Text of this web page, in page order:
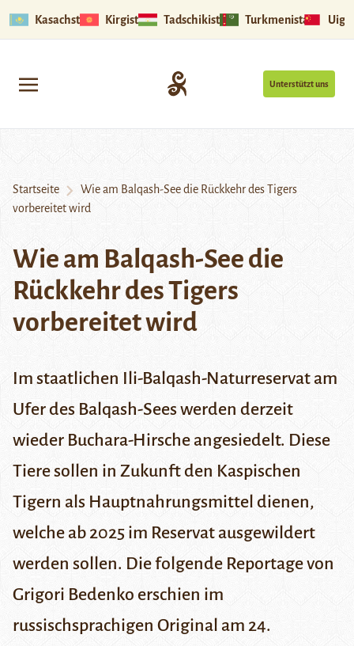
Kasachstan Kirgistan Tadschikistan Turkmenistan
Unterstützt uns
Startseite
Wie am Balqash-See die Rückkehr des Tigers
vorbereitet wird
Wie am Balqash-See die
Rückkehr des Tigers
vorbereitet wird
Im staatlichen Ili-Balqash-Naturreservat am
Ufer des Balqash-Sees werden derzeit
wieder Buchara-Hirsche angesiedelt. Diese
Tiere sollen in Zukunft den Kaspischen
Tigern als Hauptnahrungsmittel dienen,
welche ab 2025 im Reservat ausgewildert
werden sollen. Die folgende Reportage von
Grigori Bedenko erschien im
russischsprachigen Original am 24.